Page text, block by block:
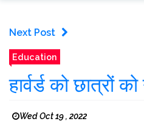
Next Post
Education
हार्वर्ड को
Wed Oct 19 , 2022